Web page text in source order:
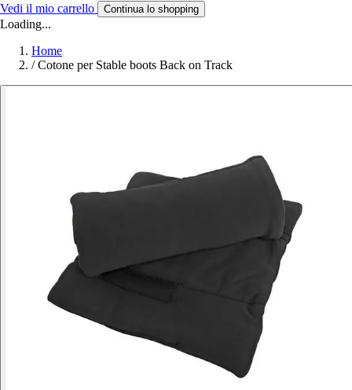
Vedi il mio carrello Continua lo shopping
Loading...
Home
/ Cotone per Stable boots Back on Track